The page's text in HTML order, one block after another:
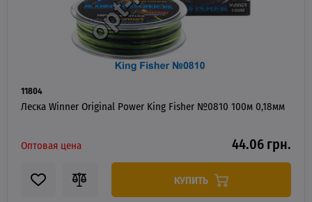
11804
Леска Winner Original Power King Fisher №0810 100м 0,18мм
Оптовая цена 44.06 грн.
КУПИТЬ